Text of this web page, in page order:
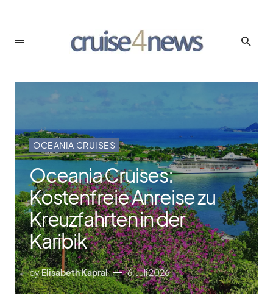
OCEANIA CRUISES
Oceania Cruises:
Kostenfreie Anreise zu
Kreuzfahrten in der
Karibik
byElisabeth Kapral 6. Juli 2026